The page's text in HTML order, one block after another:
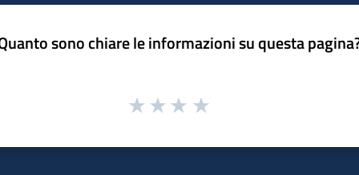
sono chiare le informazioni su questa